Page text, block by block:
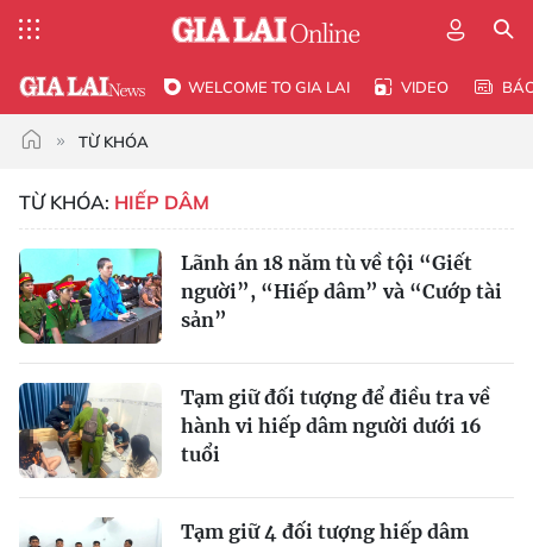
WELCOME TO GIA LAI VIDEO
TỪ KHÓA
TỪ KHÓA: HIẾP DÂM
Lãnh án 18 năm tù về tội “Giết
người”, “Hiếp dâm” và “Cướp tài
sản”
Tạm giữ đối tượng để điều tra về
hành vi hiếp dâm người dưới 16
tuổi
Tạm giữ 4 đối tượng hiếp dâm